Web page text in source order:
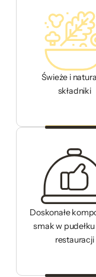
Świeże i
składniki
Doskonałe
smak w
restauracji